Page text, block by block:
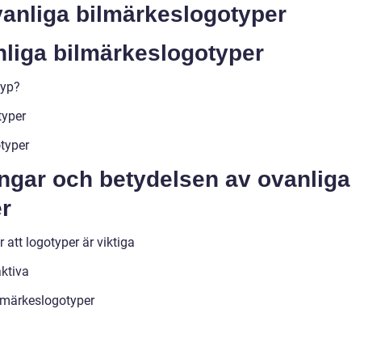
bilmärkeslogotyper
bilmärkeslogotyper
och betydelsen av ovanliga
att logotyper är viktiga